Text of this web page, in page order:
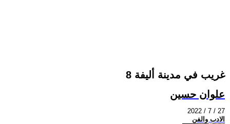
غريب في مدينة أليفة 8
علوان حسين
2022 / 7 / 27
الادب والفن